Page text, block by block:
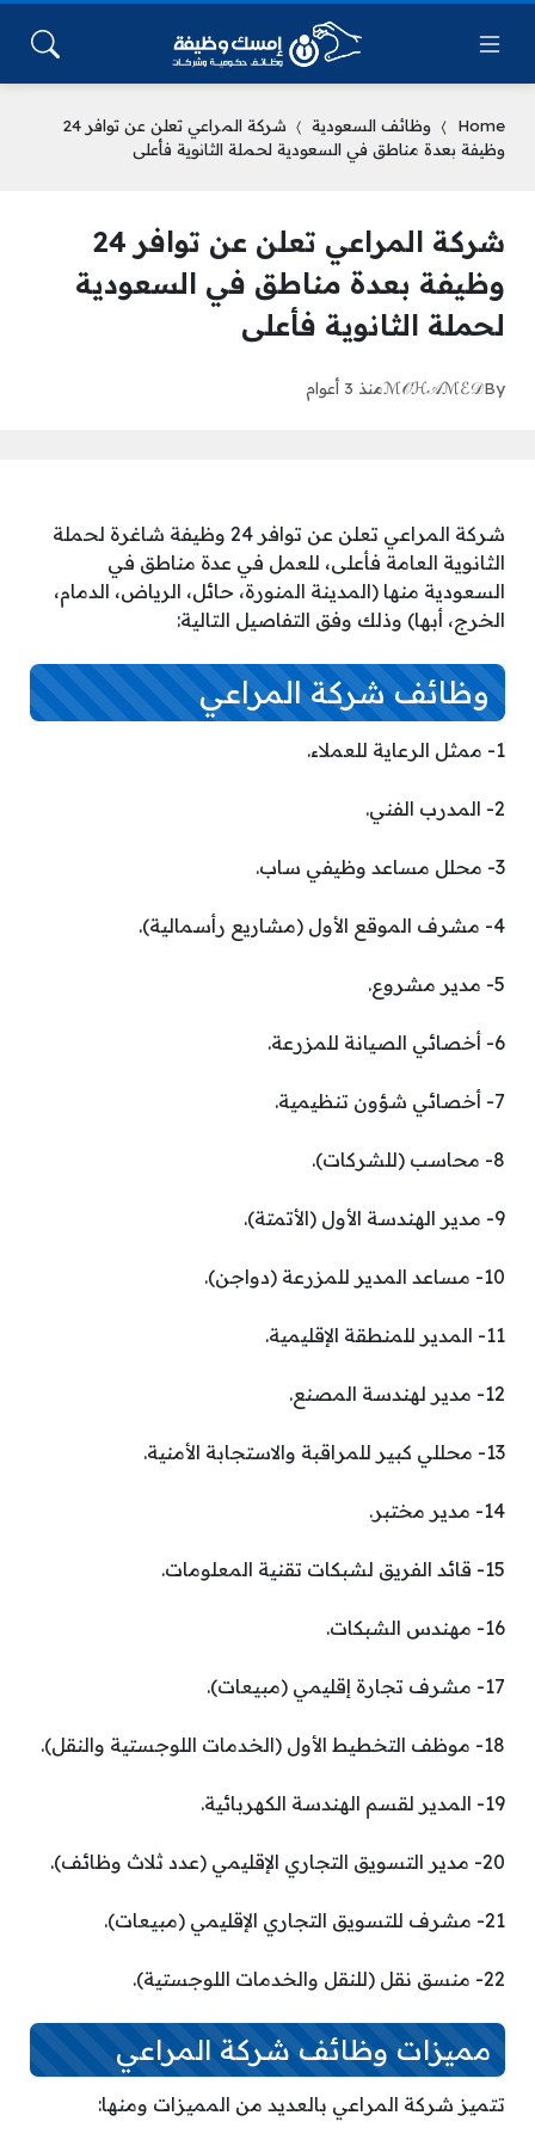
Home وظائف السعودية
شركة المراعي تعلن عن توافر 24
وظيفة بعدة مناطق في السعودية لحملة الثانوية فأعلى
شركة المراعي تعلن عن توافر 24
وظيفة بعدة مناطق في السعودية
لحملة الثانوية فأعلى
By
ℳ𝒪ℋ𝒜ℳℰ𝒟منذ 3 أعوام
شركة المراعي تعلن عن توافر 24 وظيفة شاغرة لحملة
الثانوية العامة فأعلى، للعمل في عدة مناطق في
السعودية منها (المدينة المنورة، حائل، الرياض، الدمام،
الخرج، أبها) وذلك وفق التفاصيل التالية:
وظائف شركة المراعي
1- ممثل الرعاية للعملاء.
2- المدرب الفني.
3- محلل مساعد وظيفي ساب.
4- مشرف الموقع الأول (مشاريع رأسمالية).
5- مدير مشروع.
6- أخصائي الصيانة للمزرعة.
7- أخصائي شؤون تنظيمية.
8- محاسب (للشركات).
9- مدير الهندسة الأول (الأتمتة).
10- مساعد المدير للمزرعة (دواجن).
11- المدير للمنطقة الإقليمية.
12- مدير لهندسة المصنع.
13- محللي كبير للمراقبة والاستجابة الأمنية.
14- مدير مختبر.
15- قائد الفريق لشبكات تقنية المعلومات.
16- مهندس الشبكات.
17- مشرف تجارة إقليمي (مبيعات).
18- موظف التخطيط الأول (الخدمات اللوجستية والنقل).
19- المدير لقسم الهندسة الكهربائية.
20- مدير التسويق التجاري الإقليمي (عدد ثلاث وظائف).
21- مشرف للتسويق التجاري الإقليمي (مبيعات).
22- منسق نقل (للنقل والخدمات اللوجستية).
مميزات وظائف شركة المراعي
تتميز شركة المراعي بالعديد من المميزات ومنها: